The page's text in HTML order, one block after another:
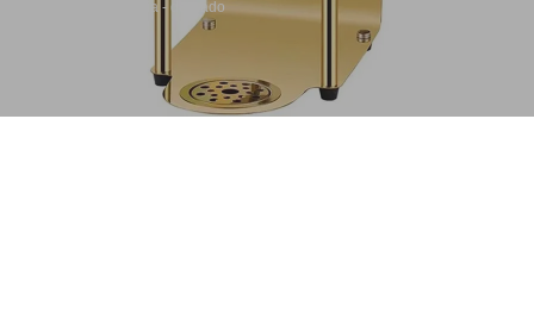
cerveja quente e fria - dourado